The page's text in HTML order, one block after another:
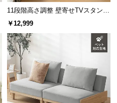
11段階高さ調整 壁寄せTVスタンド
キャスター付き 上下左右角度調節
￥12,999